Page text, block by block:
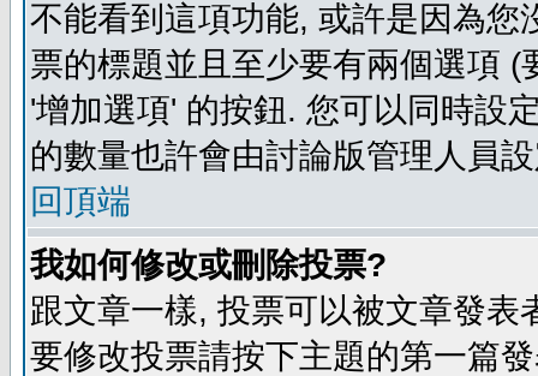
不能看到這項功能, 或許是因為
票的標題並且至少要有兩個選項
'增加選項' 的按鈕. 您可以同時設
的數量也許會由討論版管理人員
回頂端
我如何修改或刪除投票?
跟文章一樣, 投票可以被文章發
要修改投票請按下主題的第一篇